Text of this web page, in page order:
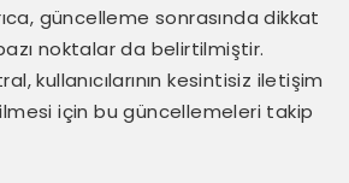
güncelleme sonrasında dikkat
noktalar da belirtilmiştir.
kullanıcılarının kesintisiz iletişim
için bu güncellemeleri takip